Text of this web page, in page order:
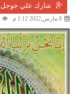
شارك علي جوجل
8 مارس,2022 1:12 م